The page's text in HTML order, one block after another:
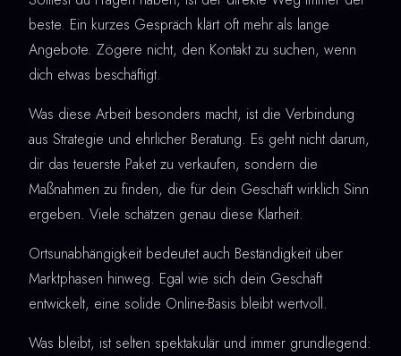
beste. Ein kurzes Gespräch klärt oft mehr als lange
Angebote. Zögere nicht, den Kontakt zu suchen, wenn
dich etwas beschäftigt.
Was diese Arbeit besonders macht, ist die Verbindung
aus Strategie und ehrlicher Beratung. Es geht nicht darum,
dir das teuerste Paket zu verkaufen, sondern die
Maßnahmen zu finden, die für dein Geschäft wirklich Sinn
ergeben. Viele schätzen genau diese Klarheit.
Ortsunabhängigkeit bedeutet auch Beständigkeit über
Marktphasen hinweg. Egal wie sich dein Geschäft
entwickelt, eine solide Online-Basis bleibt wertvoll.
Was bleibt, ist selten spektakulär und immer grundlegend: